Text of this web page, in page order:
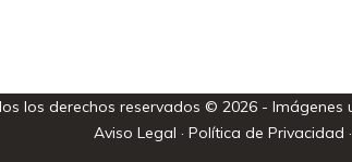
los derechos reservados © 2026 - Imágenes
Aviso Legal · Política de Privacidad ·